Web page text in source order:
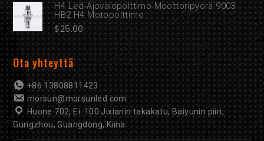
H4 Led-Ajovalopolttimo Moottoripyörä 9003
HB2 H4 Motopolttimo
$25.00
Ota yhteyttä
+86 13808811423
morsun@morsunled.com
Huone 702, Ei. 100 Jixianin takakatu, Baiyunin piiri,
Gungzhou, Guangdong, Kiina